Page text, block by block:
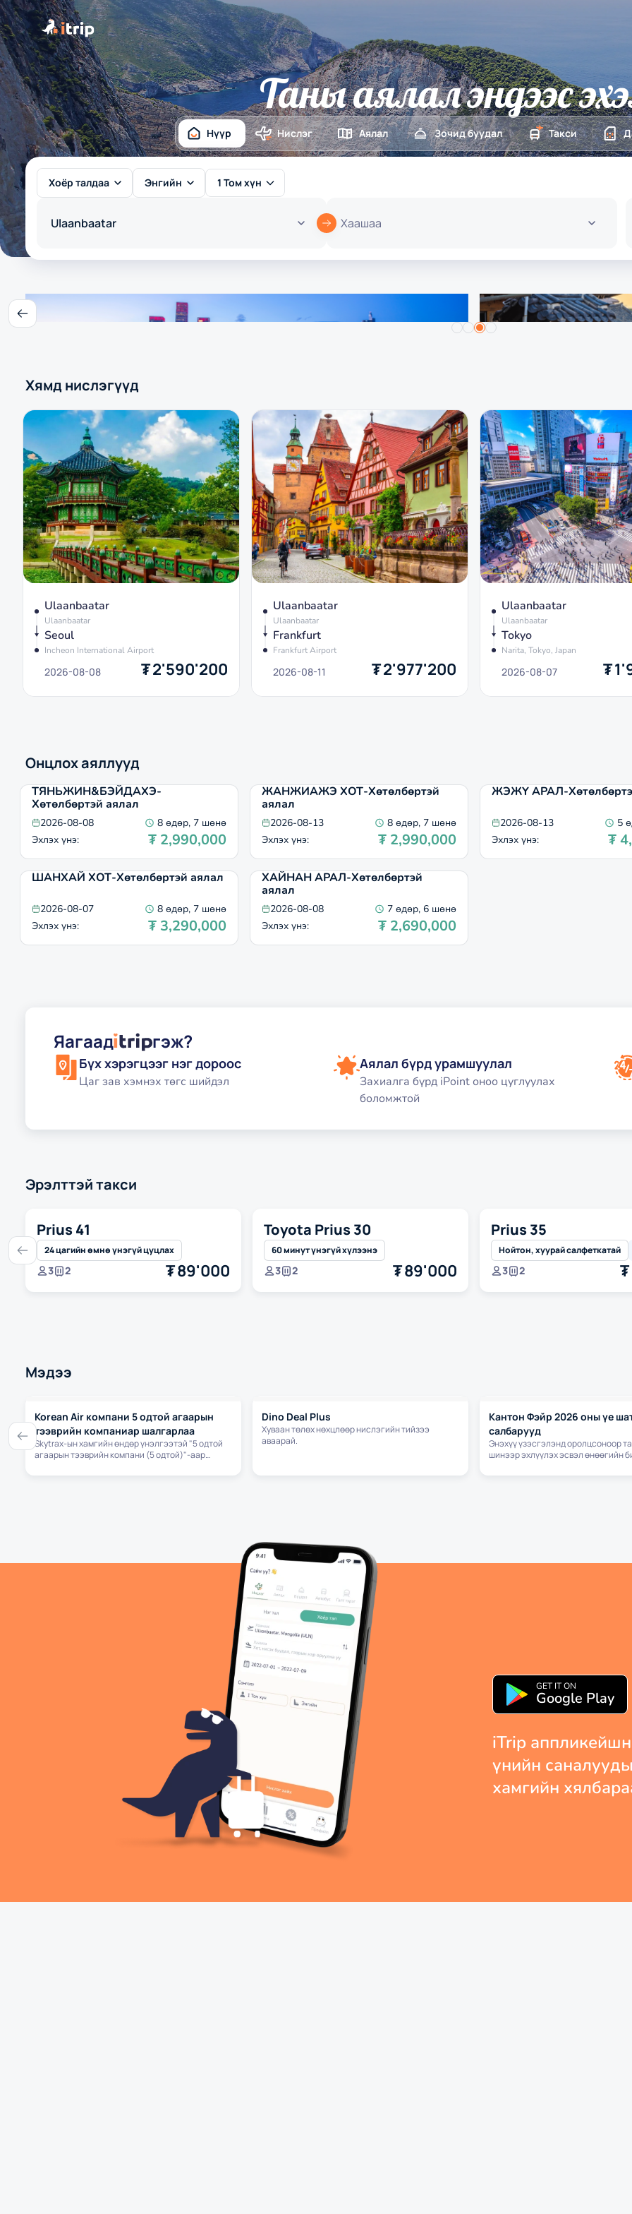
Таны аялал эндээс
Нүүр Нислэг Аялал Зочид буудал Такси
Хоёр талдаа Энгийн 1 Том хүн
Хямд нислэгүүд
Ulaanbaatar
Ulaanbaatar
Seoul
Incheon International Airport
2026-08-08 ₮2'590'200
Ulaanbaatar
Ulaanbaatar
Frankfurt
Frankfurt Airport
2026-08-11 ₮2'977'200
Ulaanbaatar
Ulaanbaatar
Tokyo
Narita, Tokyo, Japan
2026-08-07 ₮
Онцлох аяллууд
ТЯНЬЖИН&БЭЙДАХЭ-
Хөтөлбөртэй аялал
2026-08-08
8 өдөр, 7 шөнө
Эхлэх үнэ: ₮ 2,990,000
ЖАНЖИАЖЭ ХОТ-Хөтөлбөртэй
аялал
2026-08-13
8 өдөр, 7 шөнө
Эхлэх үнэ: ₮ 2,990,000
ЖЭЖҮ АРАЛ-
2026-08-13
5
Эхлэх үнэ: ₮
ШАНХАЙ ХОТ-Хөтөлбөртэй аялал
2026-08-07
8 өдөр, 7 шөнө
Эхлэх үнэ: ₮ 3,290,000
ХАЙНАН АРАЛ-Хөтөлбөртэй
аялал
2026-08-08
7 өдөр, 6 шөнө
Эхлэх үнэ: ₮ 2,690,000
Яагаад гэж?
Бүх хэрэгцээг нэг дороос
Цаг зав хэмнэх төгс шийдэл
Аялал бүрд урамшуулал
Захиалга бүрд iPoint оноо цуглуулах
боломжтой
Эрэлттэй такси
Эрэлттэй такси
Prius 41
24 цагийн өмнө үнэгүй цуцлах
3 2 ₮89'000
Эрэлттэй такси
Toyota Prius 30
60 минут үнэгүй хүлээнэ
3 2 ₮89'000
Эрэлттэй такси
Prius 35
Нойтон, хуурай салфеткатай
3 2 ₮
Мэдээ
Korean Air компани 5 одтой агаарын
тээврийн компаниар шалгарлаа
Skytrax-ын хамгийн өндөр үнэлгээтэй "5 одтой
агаарын тээврийн компани (5 одтой)"-аар
Dino Deal Plus
Хуваан төлөх нөхцлөөр нислэгийн тийзээ
аваарай.
Кантон Фэйр 2026 оны үе
салбарууд
Энэхүү үзэсгэлэнд оролцсоноор
шинээр эхлүүлэх эсвэл өнөөгийн
инновац, хамгийн сүүлийн үеийн
GET IT ON
Google Play
iTrip
үнийн
хамгийн